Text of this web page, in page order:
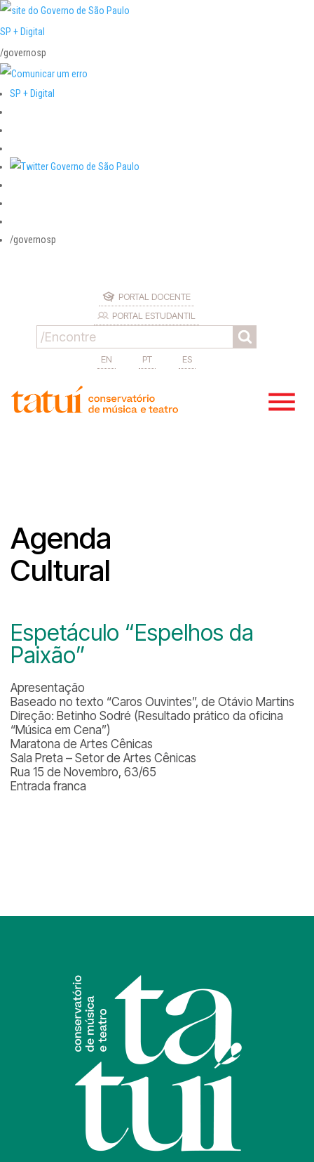
SP + Digital
/governosp
SP + Digital
/governosp
PORTAL DOCENTE
PORTAL ESTUDANTIL
EN PT ES
Agenda
Cultural
Espetáculo “Espelhos da
Paixão”
Apresentação
Baseado no texto “Caros Ouvintes”, de Otávio Martins
Direção: Betinho Sodré (Resultado prático da oficina
“Música em Cena”)
Maratona de Artes Cênicas
Sala Preta – Setor de Artes Cênicas
Rua 15 de Novembro, 63/65
Entrada franca